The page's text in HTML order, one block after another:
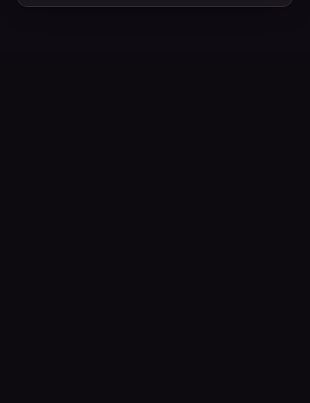
le plus bas, il est essentiel de comprendre ce qui